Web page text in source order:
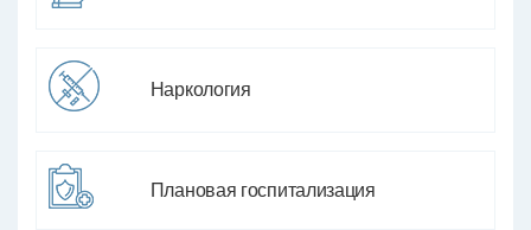
Наркология
Плановая госпитализация